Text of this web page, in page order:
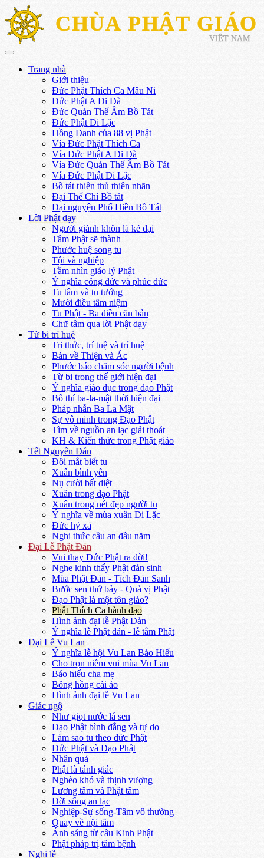
CHÙA PHẬT GIÁO
VIỆT NAM
Trang nhà
Giới thiệu
Đức Phật Thích Ca Mâu Ni
Đức Phật A Di Đà
Đức Quán Thế Âm Bồ Tát
Đức Phật Di Lặc
Hồng Danh của 88 vị Phật
Vía Đức Phật Thích Ca
Vía Đức Phật A Di Đà
Vía Đức Quán Thế Âm Bồ Tát
Vía Đức Phật Di Lặc
Bồ tát thiên thủ thiên nhãn
Đại Thế Chí Bồ tát
Đại nguyện Phổ Hiền Bồ Tát
Lời Phật dạy
Người giành khôn là kẻ dại
Tâm Phật sẽ thành
Phước huệ song tu
Tội và nghiệp
Tầm nhìn giáo lý Phật
Ý nghĩa công đức và phúc đức
Tu tâm và tu tướng
Mười điều tâm niệm
Tu Phật - Ba điều căn bản
Chữ tâm qua lời Phật dạy
Từ bi trí huệ
Tri thức, trí tuệ và trí huệ
Bàn về Thiện và Ác
Phước báo chăm sóc người bệnh
Từ bi trong thế giới hiện đại
Ý nghĩa giáo dục trong đạo Phật
Bố thí ba-la-mật thời hiện đại
Pháp nhẫn Ba La Mật
Sự vô minh trong Đạo Phật
Tìm về nguồn an lạc giải thoát
KH & Kiến thức trong Phật giáo
Tết Nguyên Đán
Đôi mắt biết tu
Xuân bình yên
Nụ cười bất diệt
Xuân trong đạo Phật
Xuân trong nét đẹp người tu
Ý nghĩa về mùa xuân Di Lặc
Đức hỷ xả
Nghi thức cầu an đầu năm
Đại Lễ Phật Đản
Vui thay Đức Phật ra đời!
Nghe kinh thấy Phật đản sinh
Mùa Phật Đản - Tích Đản Sanh
Bước sen thứ bảy - Quả vị Phật
Đạo Phật là một tôn giáo?
Phật Thích Ca hành đạo
Hình ảnh đại lễ Phật Đản
Ý nghĩa lễ Phật đản - lễ tắm Phật
Đại Lễ Vu Lan
Ý nghĩa lễ hội Vu Lan Báo Hiếu
Cho trọn niềm vui mùa Vu Lan
Báo hiếu cha mẹ
Bông hồng cài áo
Hình ảnh đại lễ Vu Lan
Giác ngộ
Như giọt nước lá sen
Đạo Phật bình đẳng và tự do
Làm sao tu theo đức Phật
Đức Phật và Đạo Phật
Nhân quả
Phật là tánh giác
Nghèo khó và thịnh vượng
Lương tâm và Phật tâm
Đời sống an lạc
Nghiệp-Sự sống-Tâm vô thường
Quay về nội tâm
Ánh sáng từ câu Kinh Phật
Phật pháp trị tâm bệnh
Nghi lễ